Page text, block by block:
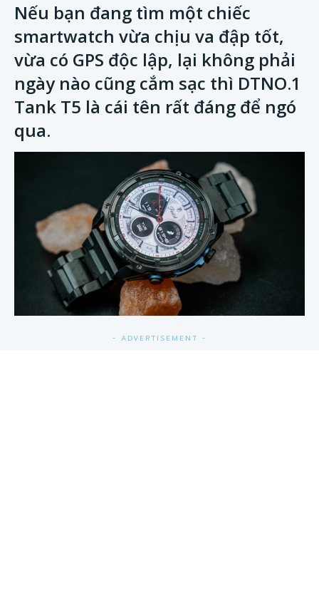
Nếu bạn đang tìm một chiếc
smartwatch vừa chịu va đập tốt,
vừa có GPS độc lập, lại không phải
ngày nào cũng cắm sạc thì DTNO.1
Tank T5 là cái tên rất đáng để ngó
qua.
- ADVERTISEMENT -